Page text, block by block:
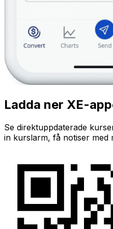
Ladda ner XE-
Se direktuppdaterade
in kurslarm, få notiser med